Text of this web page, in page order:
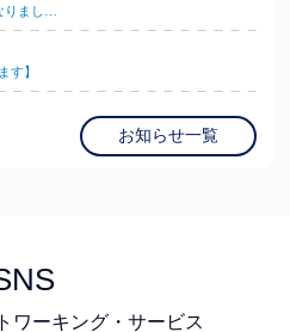
りまし…
す】
お知らせ一覧
ワーキング・サービス